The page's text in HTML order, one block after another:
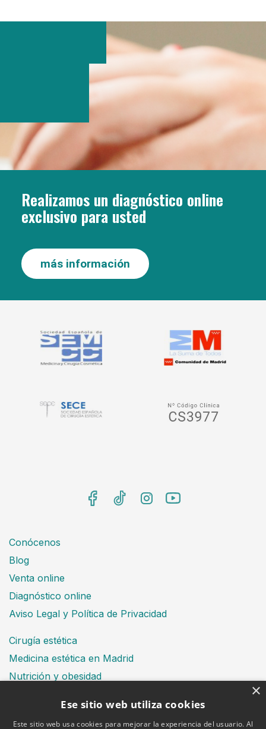
Realizamos un diagnóstico online
exclusivo para usted
más información
Conócenos
Blog
Venta online
Diagnóstico online
Aviso Legal y Política de Privacidad
Cirugía estética
Medicina estética en Madrid
Nutrición y obesidad
×
Ese sitio web utiliza cookies
Este sitio web usa cookies para mejorar la experiencia del usuario. Al